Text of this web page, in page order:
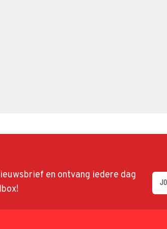
en ontvang iedere dag